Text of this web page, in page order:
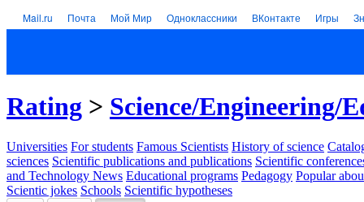
Mail.ru Почта Мой Мир Одноклассники ВКонтакте Игры
Rating > Science/Engineering/
Universities For students Famous Scientists History of science
sciences Scientific publications and publications Scientific
and Technology News Educational programs Pedagogy Popular
Scientic jokes Schools Scientific hypotheses